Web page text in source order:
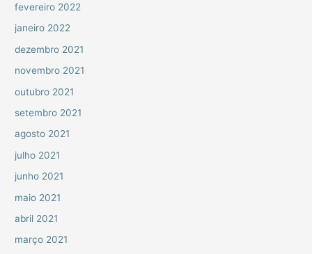
fevereiro 2022
janeiro 2022
dezembro 2021
novembro 2021
outubro 2021
setembro 2021
agosto 2021
julho 2021
junho 2021
maio 2021
abril 2021
março 2021